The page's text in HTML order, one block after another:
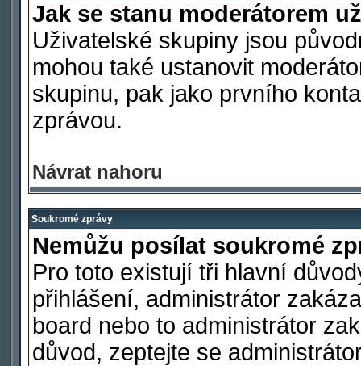
Jak se stanu moderátorem
Uživatelské skupiny jsou
mohou také ustanovit
skupinu, pak jako prvního
zprávou.
Návrat nahoru
Soukromé zprávy
Nemůžu posílat soukromé
Pro toto existují tři hlavní
přihlášení, administrátor
board nebo to administrátor
důvod, zeptejte se